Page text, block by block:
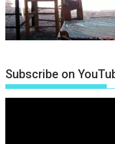
Subscribe on